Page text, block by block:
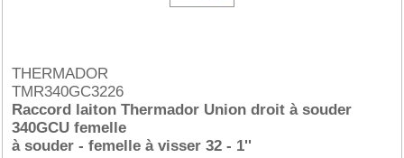
THERMADOR
TMR340GC3226
Raccord laiton Thermador Union droit à souder
340GCU femelle
à souder - femelle à visser 32 - 1''